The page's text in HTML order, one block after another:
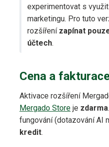
experimentovat s
marketingu. Pro tuto
rozšíření zapínat
účtech.
Cena a
Aktivace rozšíření
Mergado Store je zdarma
fungování (dotazování AI
kredit.